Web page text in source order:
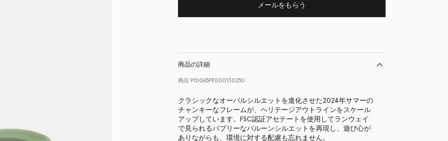
メールをもらう
商品の詳細
商品 910065PE00013025U
クラシックなオーバルシルエットを進化させた2024年サマーの
チャンキーなフレームが、ヘリテージアウトラインをスケール
アップしています。FSC認証アセテートを使用してランウェイ
で見られるバブリーなバルーンシルエットを再現し、遊び心が
ありながらも、環境に対する配慮も忘れません。